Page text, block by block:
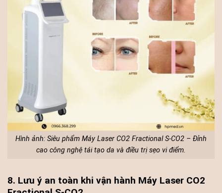
Hình ảnh: Siêu phẩm Máy Laser CO2 Fractional S-CO2 – Đỉnh
cao công nghệ tái tạo da và điều trị sẹo vi điểm.
8. Lưu ý an toàn khi vận hành Máy Laser CO2